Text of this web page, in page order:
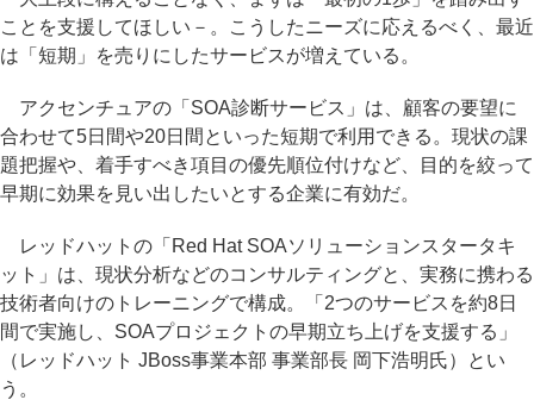
ことを支援してほしい－。こうしたニーズに応えるべく、最近
は「短期」を売りにしたサービスが増えている。
アクセンチュアの「SOA診断サービス」は、顧客の要望に
合わせて5日間や20日間といった短期で利用できる。現状の課
題把握や、着手すべき項目の優先順位付けなど、目的を絞って
早期に効果を見い出したいとする企業に有効だ。
レッドハットの「Red Hat SOAソリューションスタータキ
ット」は、現状分析などのコンサルティングと、実務に携わる
技術者向けのトレーニングで構成。「2つのサービスを約8日
間で実施し、SOAプロジェクトの早期立ち上げを支援する」
（レッドハット JBoss事業本部 事業部長 岡下浩明氏）とい
う。